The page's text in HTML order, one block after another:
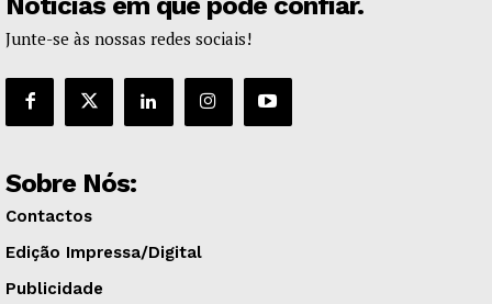
Junte-se às nossas redes sociais!
Sobre Nós:
Contactos
Edição Impressa/Digital
Publicidade